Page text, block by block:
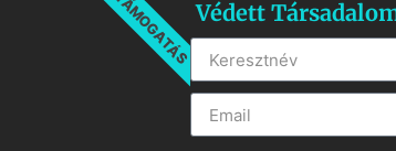
TÁMOGATÁSVédett